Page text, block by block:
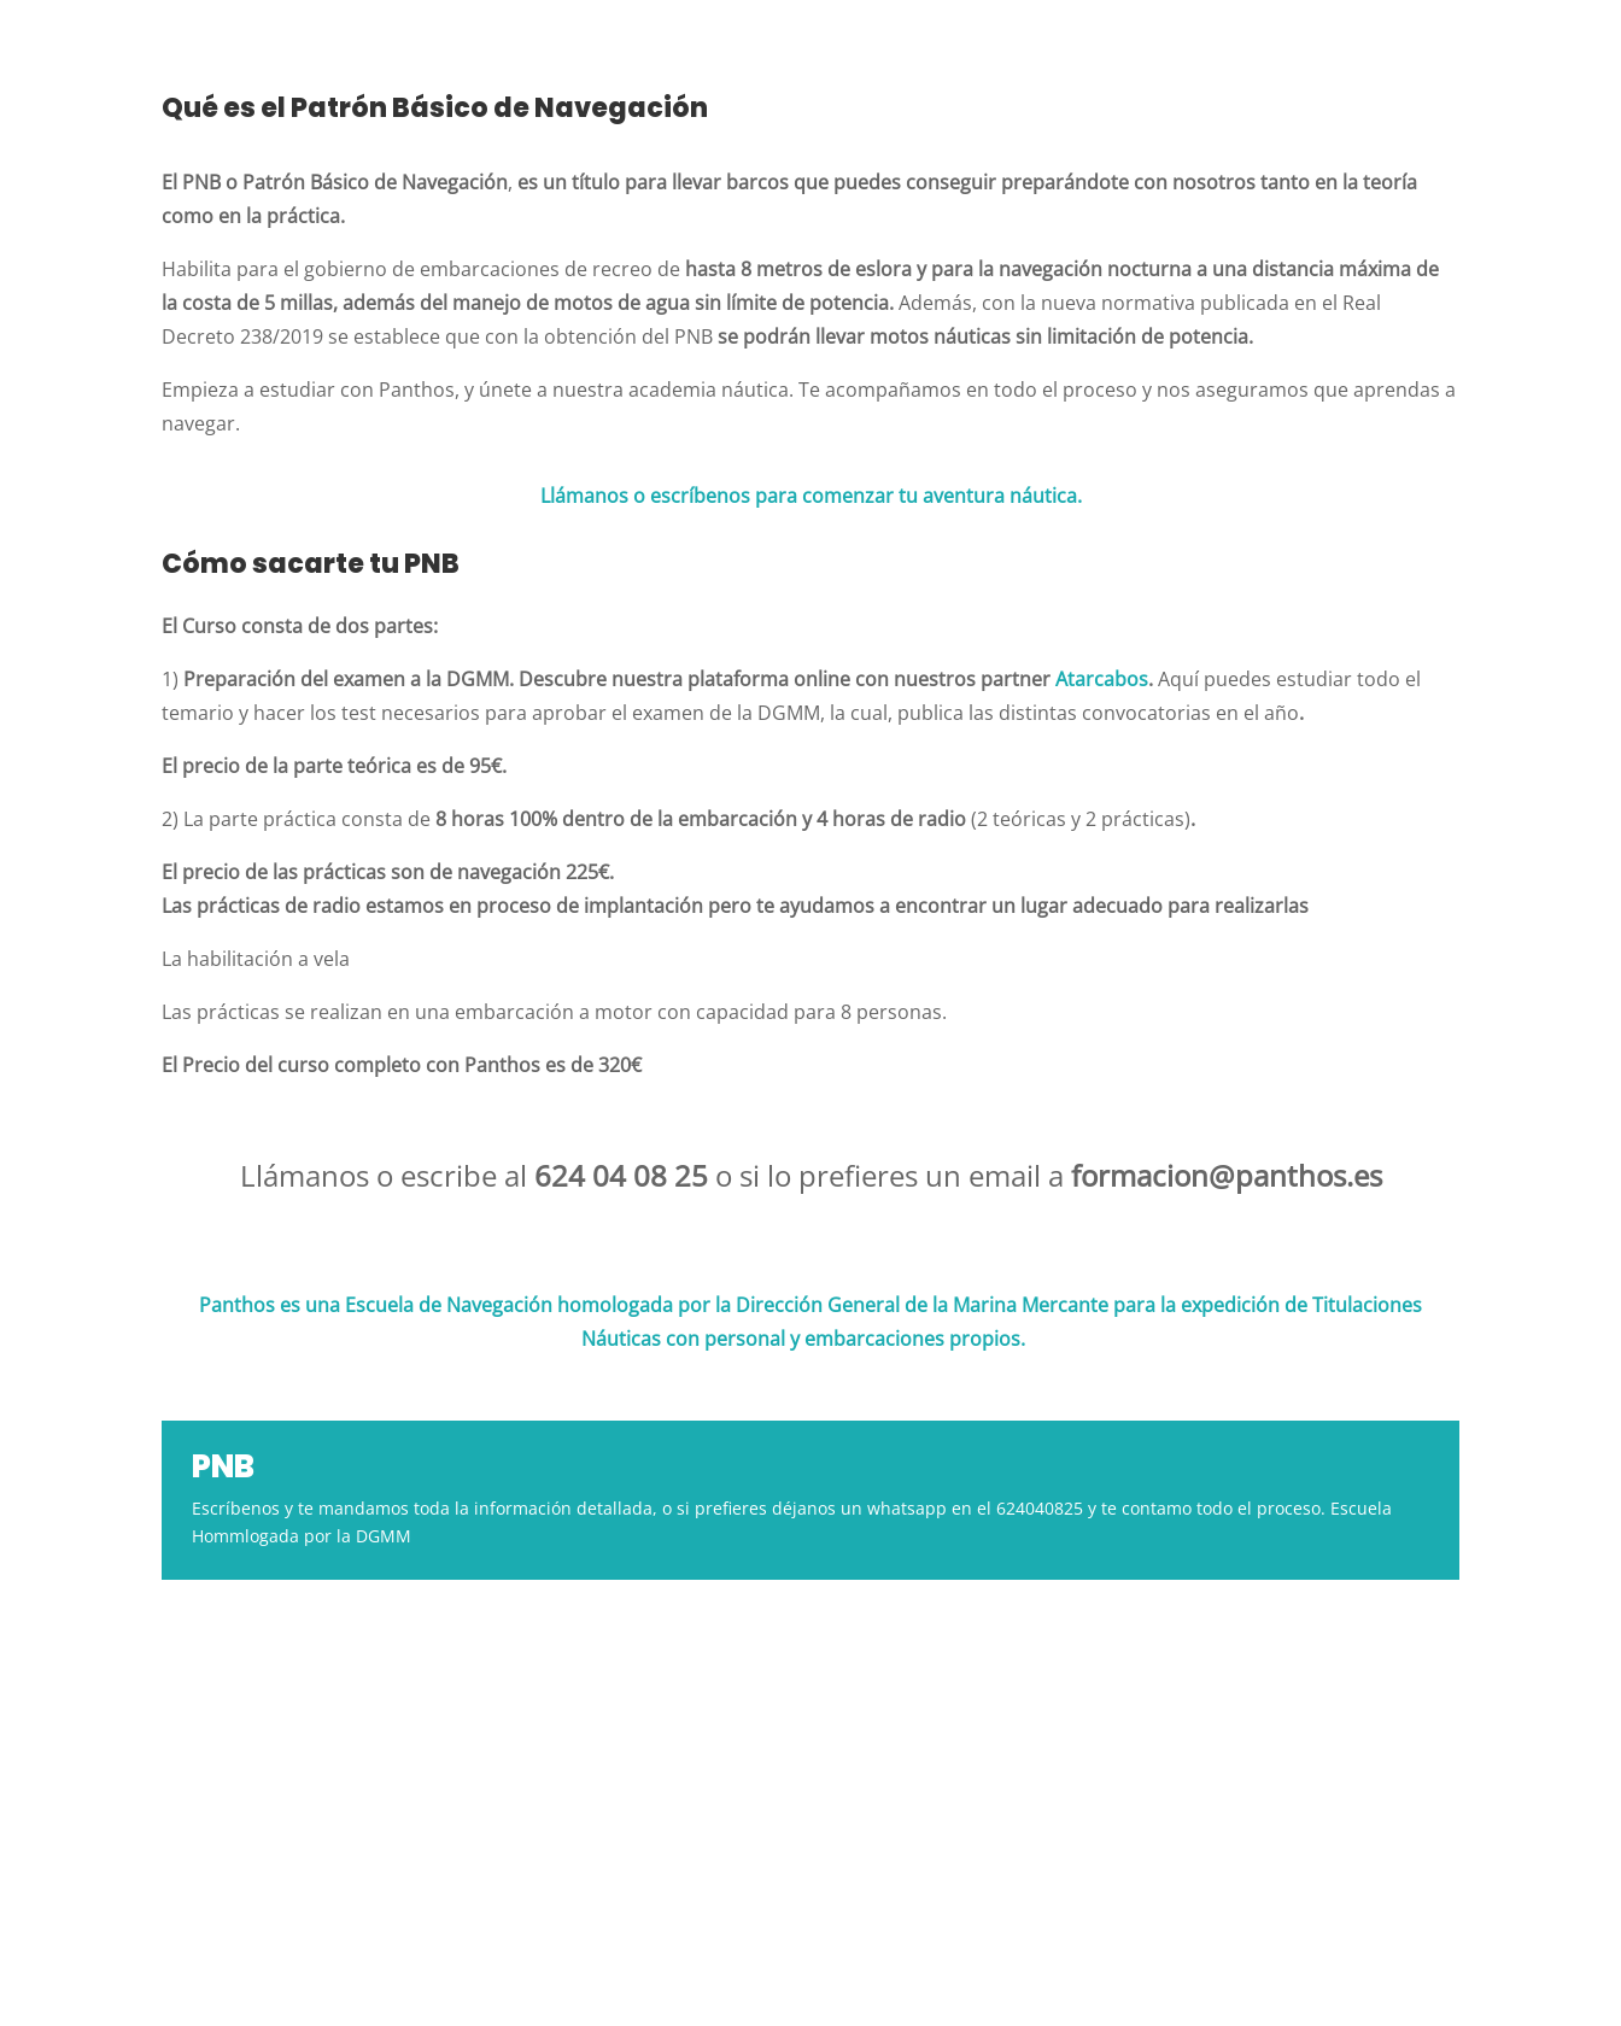
Qué es el Patrón Básico de Navegación
El PNB o Patrón Básico de Navegación, es un título para llevar barcos que puedes conseguir preparándote con nosotros tanto en la teoría
como en la práctica.
Habilita para el gobierno de embarcaciones de recreo de hasta 8 metros de eslora y para la navegación nocturna a una distancia máxima de
la costa de 5 millas, además del manejo de motos de agua sin límite de potencia.Además, con la nueva normativa publicada en el Real
Decreto 238/2019 se establece que con la obtención del PNBse podrán llevar motos náuticas sin limitación de potencia.
Empieza a estudiar con Panthos, y únete a nuestra academia náutica. Te acompañamos en todo el proceso y nos aseguramos que aprendas a
navegar.
Llámanoso escríbenos para comenzar tu aventura náutica.
Cómo sacarte tu PNB
El Curso consta de dos partes:
1) Preparación del examen a la DGMM. Descubre nuestra plataforma online con nuestros partnerAtarcabos.Aquí puedes estudiar todo el
temario y hacer los test necesarios para aprobar el examen de la DGMM, la cual, publica las distintas convocatorias en el año.
El precio de la parte teórica es de 95€.
2) La parte práctica consta de8 horas 100% dentro de la embarcación y 4 horas de radio(2 teóricas y 2 prácticas).
El precio de las prácticas son de navegación 225€.
Las prácticas de radio estamos en proceso de implantación pero te ayudamos a encontrar un lugar adecuado para realizarlas
La habilitación a vela
Las prácticas se realizan en una embarcación a motor con capacidad para 8 personas.
El Precio del curso completo con Panthos es de 320€
Llámanos o escribe al 624 04 08 25o si lo prefieres un email a formacion@panthos.es
Panthos es una Escuela de Navegación homologada por la Dirección General de la Marina Mercante para la expedición de Titulaciones
Náuticas con personal y embarcaciones propios.
PNB
Escríbenos y te mandamos toda la información detallada, o si prefieres déjanos un whatsapp en el 624040825 y te contamo todo el proceso. Escuela
Hommlogada por la DGMM